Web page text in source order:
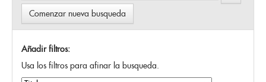
Comenzar nueva busqueda
Añadir filtros:
Usa los filtros para afinar la busqueda.